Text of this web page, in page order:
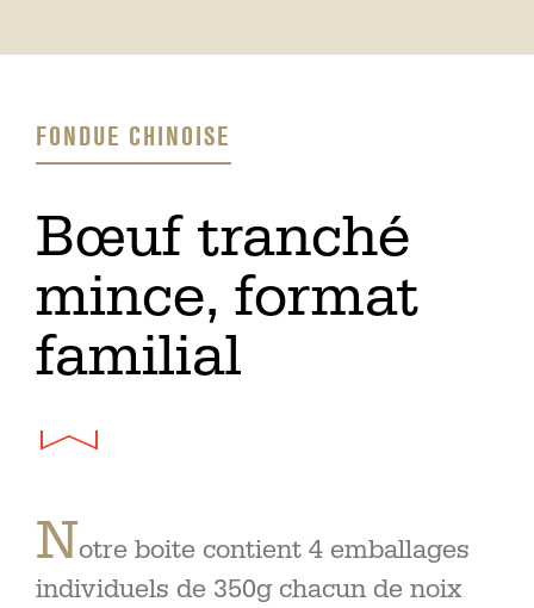
FONDUE CHINOISE
​Bœuf tranché
mince, format
familial
Notre boite contient 4 emballages
individuels de 350g chacun de noix